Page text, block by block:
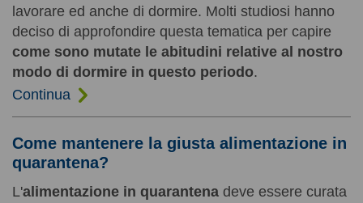
lavorare ed anche di dormire. Molti studiosi hanno
deciso di approfondire questa tematica per capire
come sono mutate le abitudini relative al nostro
modo di dormire in questo periodo.
Continua
Come mantenere la giusta alimentazione in
quarantena?
L'alimentazione in quarantena deve essere curata